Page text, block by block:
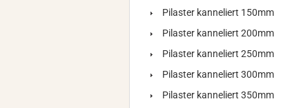
Pilaster kanneliert 150mm
Pilaster kanneliert 200mm
Pilaster kanneliert 250mm
Pilaster kanneliert 300mm
Pilaster kanneliert 350mm